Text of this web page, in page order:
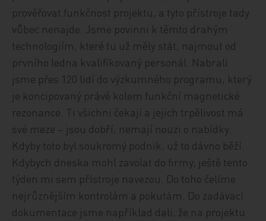
prověřovat funkčnost projektu, a tyto přístroje tady
vůbec nenajde. Jsme povinni k těmto drahým
technologiím, které tu už měly stát, najmout od
prvního ledna kvalifikovaný personál. Nabrali
jsme přes 120 lidí do výzkumného programu, který
je koncipovaný právě kolem funkční magnetické
rezonance. Ti všichni čekají a jejich trpělivost má
své meze – jsou dobří, nemají nouzi o nabídky.
Kdyby toto byl soukromý podnik, už to dávno běží.
Kdybych dneska mohl zavolat do firmy, ještě tento
týden mi sem přístroje navezou. Do toho čelíme
nejrůznějším kontrolám a pokutám. Do zadávací
dokumentace jsme například dali, že na projektu